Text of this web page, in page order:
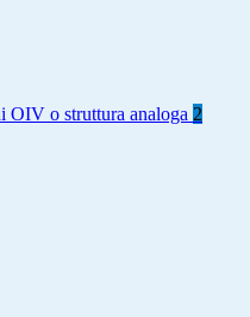
OIV o struttura analoga 2